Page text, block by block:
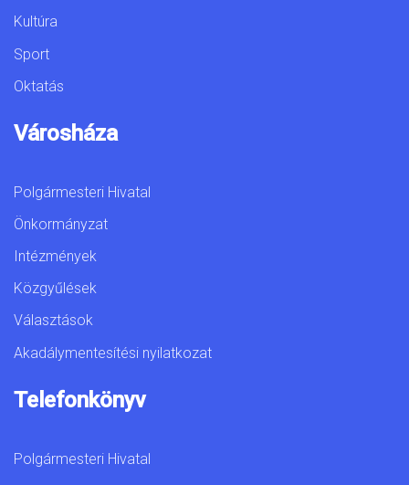
Kultúra
Sport
Oktatás
Városháza
Polgármesteri Hivatal
Önkormányzat
Intézmények
Közgyűlések
Választások
Akadálymentesítési nyilatkozat
Telefonkönyv
Polgármesteri Hivatal